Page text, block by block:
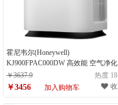
霍尼韦尔(Honeywell)
KJ900FPAC000DW 高效能 空气净
白色（计量单位：台）
￥3637.9 热度
￥3456 加入购物车